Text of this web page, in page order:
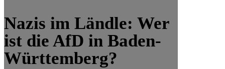
Nazis im Ländle: Wer
ist die AfD in Baden-
Württemberg?